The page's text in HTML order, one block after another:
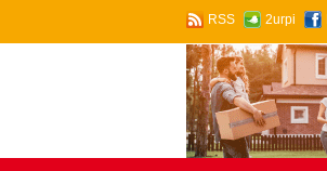
RSS 2urpi